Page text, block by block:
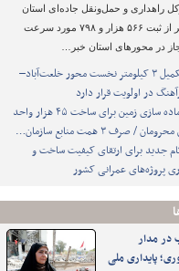
راهداری و حمل‌ونقل جاده‌ای استان
بوشهر از ثبت ۵۶۶ هزار و ۷۹۸ مورد سرعت
در محورهای استان خبر…
تکمیل ۳ کیلومتر نخست محور خلعت‌آباد–
در اولویت قرار دارد
آماده سازی زمین برای ساخت ۴۵ هزار واحد
/ صرف ۳ همت منابع سازمان…
جدید برای ارتقای کیفیت ساخت و
پروژه‌های عمرانی کشور
در مدار
پایداری ملی